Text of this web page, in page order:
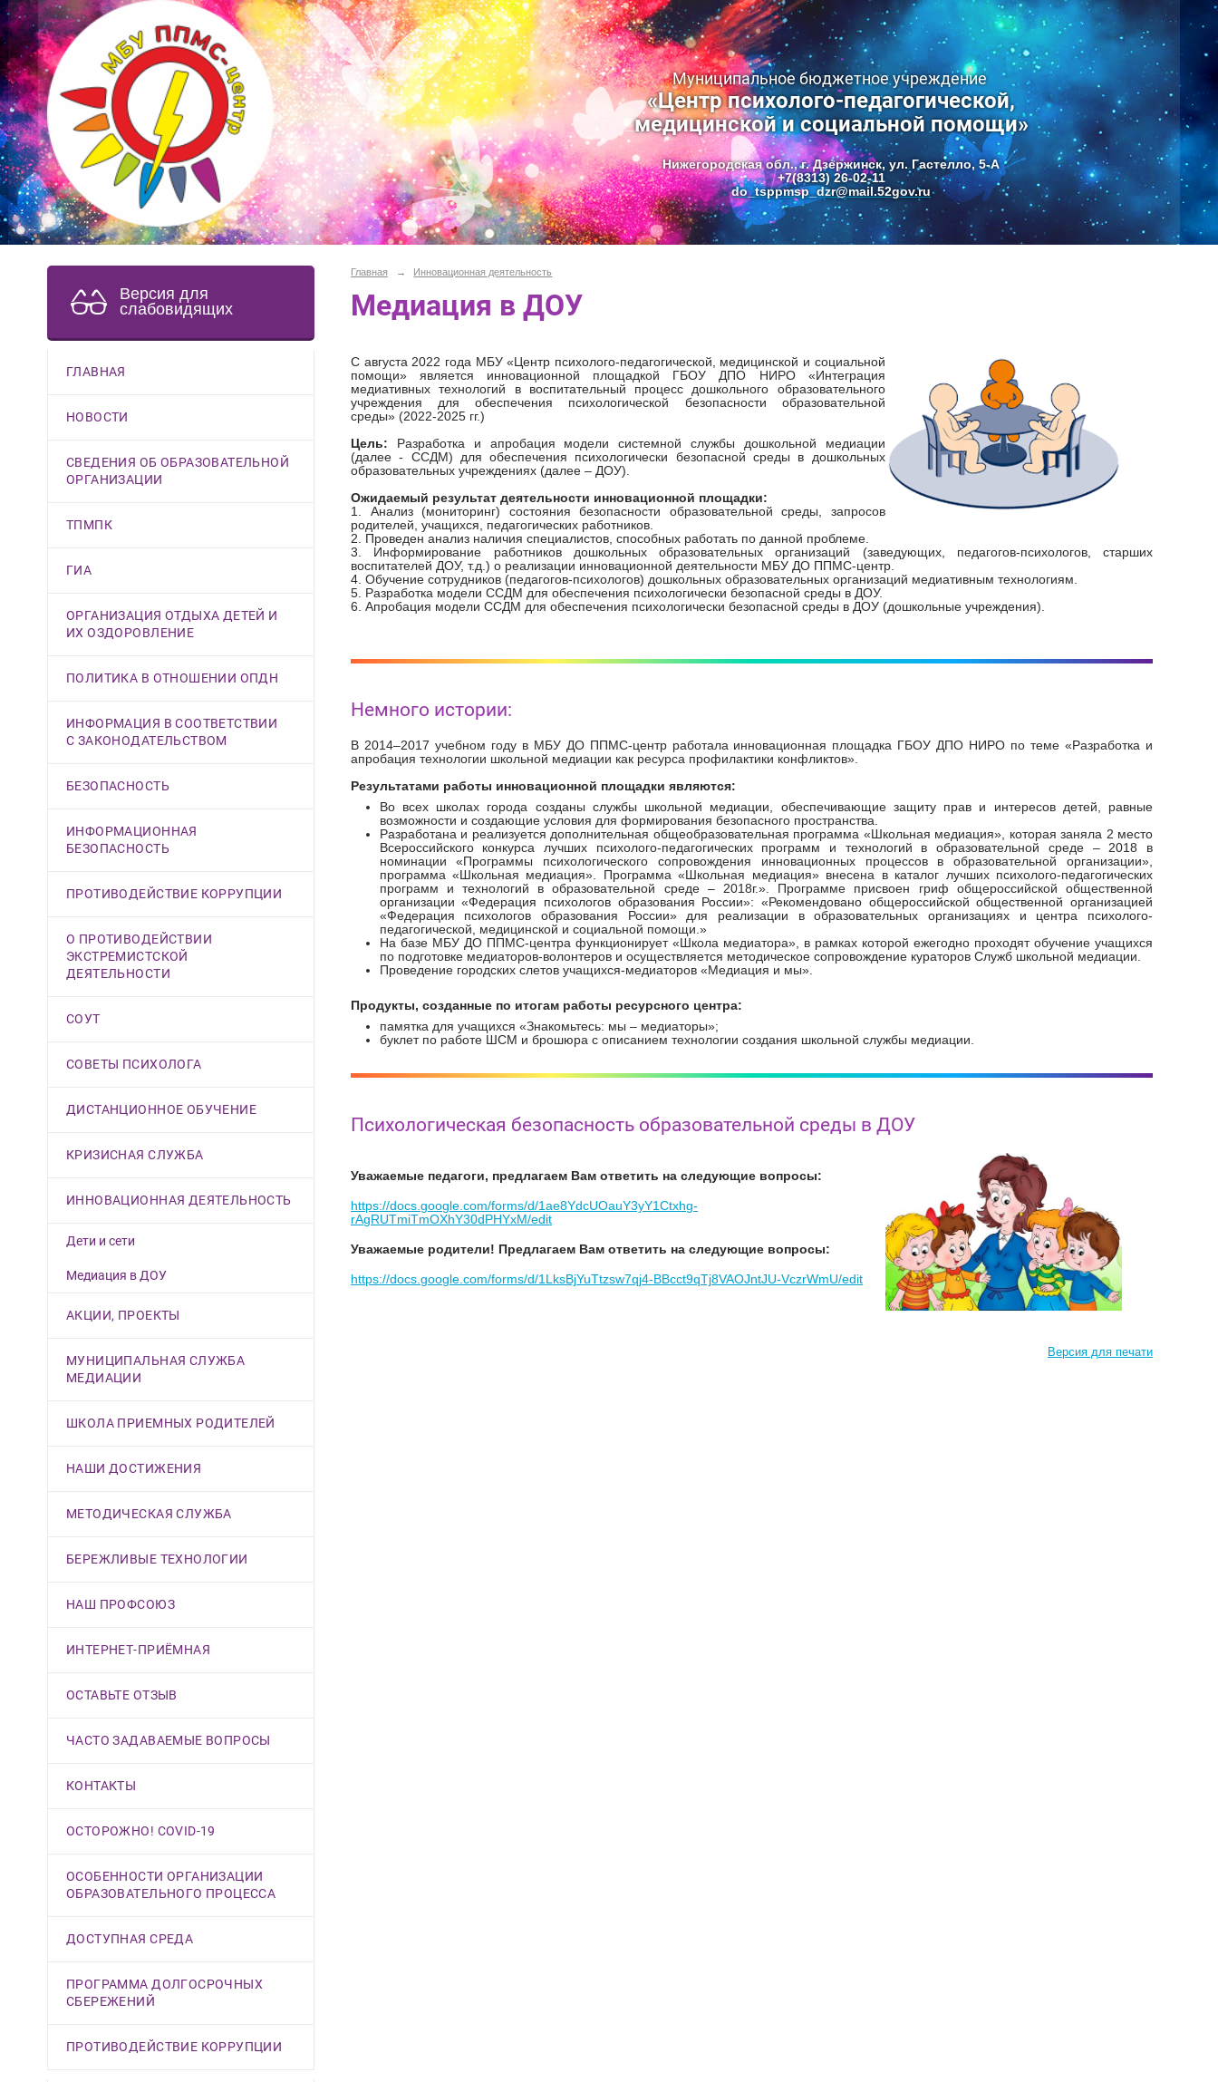
Муниципальное бюджетное учреждение
«Центр психолого-педагогической,
медицинской и социальной помощи»
Нижегородская обл., г. Дзержинск, ул. Гастелло, 5-А
+7(8313) 26-02-11
do_tsppmsp_dzr@mail.52gov.ru
Версия для
слабовидящих
ГЛАВНАЯ
НОВОСТИ
СВЕДЕНИЯ ОБ ОБРАЗОВАТЕЛЬНОЙ
ОРГАНИЗАЦИИ
ТПМПК
ГИА
ОРГАНИЗАЦИЯ ОТДЫХА ДЕТЕЙ И
ИХ ОЗДОРОВЛЕНИЕ
ПОЛИТИКА В ОТНОШЕНИИ ОПДН
ИНФОРМАЦИЯ В СООТВЕТСТВИИ
С ЗАКОНОДАТЕЛЬСТВОМ
БЕЗОПАСНОСТЬ
ИНФОРМАЦИОННАЯ
БЕЗОПАСНОСТЬ
ПРОТИВОДЕЙСТВИЕ КОРРУПЦИИ
О ПРОТИВОДЕЙСТВИИ
ЭКСТРЕМИСТСКОЙ
ДЕЯТЕЛЬНОСТИ
СОУТ
СОВЕТЫ ПСИХОЛОГА
ДИСТАНЦИОННОЕ ОБУЧЕНИЕ
КРИЗИСНАЯ СЛУЖБА
ИННОВАЦИОННАЯ ДЕЯТЕЛЬНОСТЬ
Дети и сети
Медиация в ДОУ
АКЦИИ, ПРОЕКТЫ
МУНИЦИПАЛЬНАЯ СЛУЖБА
МЕДИАЦИИ
ШКОЛА ПРИЕМНЫХ РОДИТЕЛЕЙ
НАШИ ДОСТИЖЕНИЯ
МЕТОДИЧЕСКАЯ СЛУЖБА
БЕРЕЖЛИВЫЕ ТЕХНОЛОГИИ
НАШ ПРОФСОЮЗ
ИНТЕРНЕТ-ПРИЁМНАЯ
ОСТАВЬТЕ ОТЗЫВ
ЧАСТО ЗАДАВАЕМЫЕ ВОПРОСЫ
КОНТАКТЫ
ОСТОРОЖНО! COVID-19
ОСОБЕННОСТИ ОРГАНИЗАЦИИ
ОБРАЗОВАТЕЛЬНОГО ПРОЦЕССА
ДОСТУПНАЯ СРЕДА
ПРОГРАММА ДОЛГОСРОЧНЫХ
СБЕРЕЖЕНИЙ
ПРОТИВОДЕЙСТВИЕ КОРРУПЦИИ
Главная → Инновационная деятельность
Медиация в ДОУ
С августа 2022 года МБУ «Центр психолого-педагогической, медицинской и социальной
помощи» является инновационной площадкой ГБОУ ДПО НИРО «Интеграция
медиативных технологий в воспитательный процесс дошкольного образовательного
учреждения для обеспечения психологической безопасности образовательной
среды» (2022-2025 гг.)
Цель: Разработка и апробация модели системной службы дошкольной медиации
(далее - ССДМ) для обеспечения психологически безопасной среды в дошкольных
образовательных учреждениях (далее – ДОУ).
Ожидаемый результат деятельности инновационной площадки:
1. Анализ (мониторинг) состояния безопасности образовательной среды, запросов
родителей, учащихся, педагогических работников.
2. Проведен анализ наличия специалистов, способных работать по данной проблеме.
3. Информирование работников дошкольных образовательных организаций (заведующих, педагогов-психологов, старших
воспитателей ДОУ, т.д.) о реализации инновационной деятельности МБУ ДО ППМС-центр.
4. Обучение сотрудников (педагогов-психологов) дошкольных образовательных организаций медиативным технологиям.
5. Разработка модели ССДМ для обеспечения психологически безопасной среды в ДОУ.
6. Апробация модели ССДМ для обеспечения психологически безопасной среды в ДОУ (дошкольные учреждения).
Немного истории:
В 2014–2017 учебном году в МБУ ДО ППМС-центр работала инновационная площадка ГБОУ ДПО НИРО по теме «Разработка и
апробация технологии школьной медиации как ресурса профилактики конфликтов».
Результатами работы инновационной площадки являются:
Во всех школах города созданы службы школьной медиации, обеспечивающие защиту прав и интересов детей, равные
возможности и создающие условия для формирования безопасного пространства.
Разработана и реализуется дополнительная общеобразовательная программа «Школьная медиация», которая заняла 2 место
Всероссийского конкурса лучших психолого-педагогических программ и технологий в образовательной среде – 2018 в
номинации «Программы психологического сопровождения инновационных процессов в образовательной организации»,
программа «Школьная медиация». Программа «Школьная медиация» внесена в каталог лучших психолого-педагогических
программ и технологий в образовательной среде – 2018г.». Программе присвоен гриф общероссийской общественной
организации «Федерация психологов образования России»: «Рекомендовано общероссийской общественной организацией
«Федерация психологов образования России» для реализации в образовательных организациях и центра психолого-
педагогической, медицинской и социальной помощи.»
На базе МБУ ДО ППМС-центра функционирует «Школа медиатора», в рамках которой ежегодно проходят обучение учащихся
по подготовке медиаторов-волонтеров и осуществляется методическое сопровождение кураторов Служб школьной медиации.
Проведение городских слетов учащихся-медиаторов «Медиация и мы».
Продукты, созданные по итогам работы ресурсного центра:
памятка для учащихся «Знакомьтесь: мы – медиаторы»;
буклет по работе ШСМ и брошюра с описанием технологии создания школьной службы медиации.
Психологическая безопасность образовательной среды в ДОУ
Уважаемые педагоги, предлагаем Вам ответить на следующие вопросы:
https://docs.google.com/forms/d/1ae8YdcUOauY3yY1Ctxhg-
rAgRUTmiTmOXhY30dPHYxM/edit
Уважаемые родители! Предлагаем Вам ответить на следующие вопросы:
https://docs.google.com/forms/d/1LksBjYuTtzsw7qj4-BBcct9qTj8VAOJntJU-VczrWmU/edit
Версия для печати